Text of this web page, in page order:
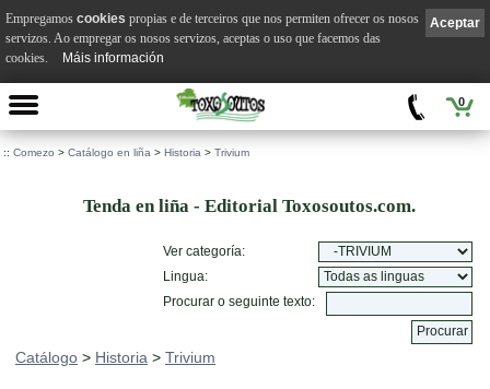
0
:: Comezo > Catálogo en liña > Historia > Trivium
Tenda en liña - Editorial Toxosoutos.com.
Ver categoría:
Lingua:
Procurar o seguinte texto:
Catálogo > Historia > Trivium
Aceptar
Empregamos cookies propias e de terceiros que nos permiten ofrecer os nosos
servizos. Ao empregar os nosos servizos, aceptas o uso que facemos das
cookies.
Máis información